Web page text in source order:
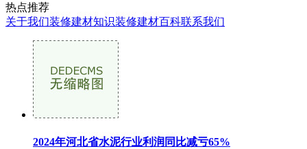
热点推荐
关于我们装修建材知识装修建材百科联系我们
2024年河北省水泥行业利润同比减亏65%